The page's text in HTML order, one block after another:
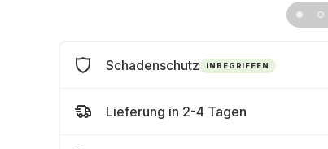
Schadenschutz INBEGRIFFEN
Lieferung in 2-4 Tagen